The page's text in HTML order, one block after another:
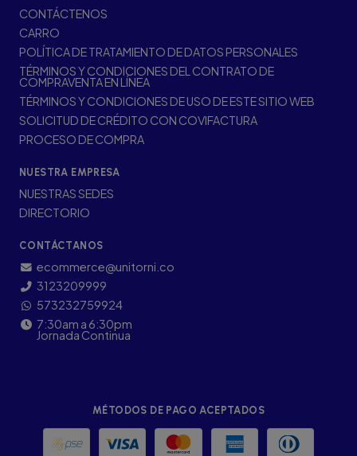
CONTÁCTENOS
CARRO
POLÍTICA DE TRATAMIENTO DE DATOS PERSONALES
TÉRMINOS Y CONDICIONES DEL CONTRATO DE
COMPRAVENTA EN LÍNEA
TÉRMINOS Y CONDICIONES DE USO DE ESTE SITIO WEB
SOLICITUD DE CRÉDITO CON COVIFACTURA
PROCESO DE COMPRA
NUESTRA EMPRESA
NUESTRAS SEDES
DIRECTORIO
CONTÁCTANOS
ecommerce@unitorni.co
3123209999
573232759924
7:30am a 6:30pm
Jornada Continua
MÉTODOS DE PAGO ACEPTADOS